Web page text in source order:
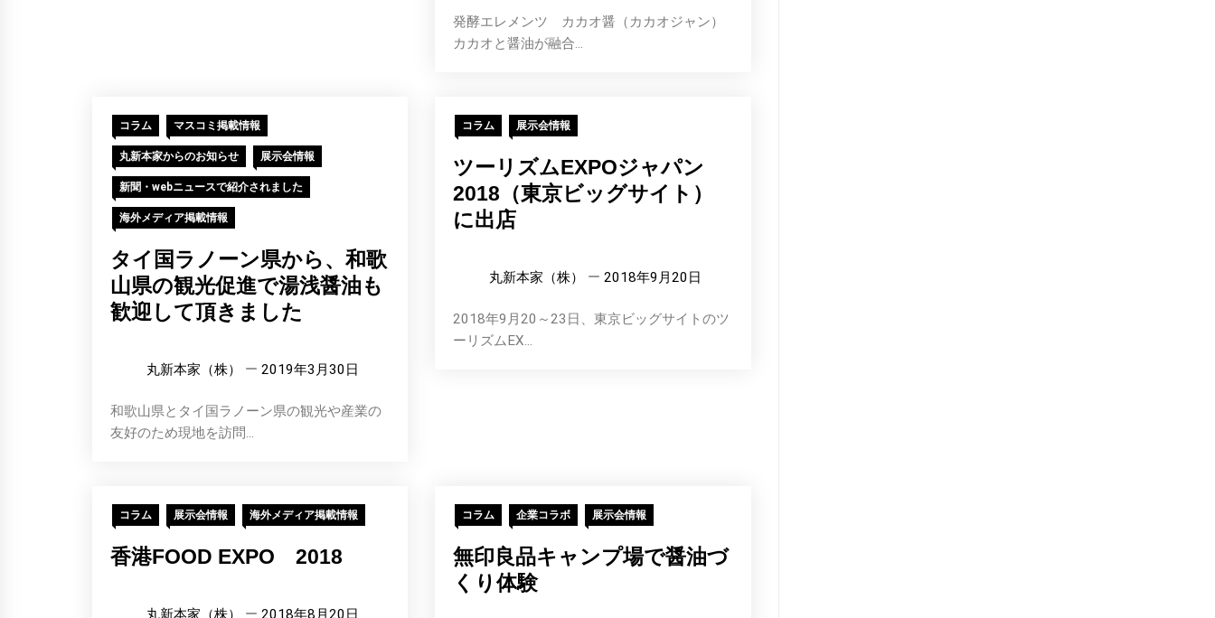
発酵エレメンツ カカオ醤（カカオジャン）
カカオと醤油が融合...
コラム マスコミ掲載情報
丸新本家からのお知らせ 展示会情報
新聞・webニュースで紹介されました
海外メディア掲載情報
タイ国ラノーン県から、和歌
山県の観光促進で湯浅醤油も
歓迎して頂きました
丸新本家（株） 2019年3月30日
和歌山県とタイ国ラノーン県の観光や産業の
友好のため現地を訪問...
コラム 展示会情報
ツーリズムEXPOジャパン
2018（東京ビッグサイト）
に出店
丸新本家（株） 2018年9月20日
2018年9月20～23日、東京ビッグサイトのツ
ーリズムEX...
コラム 展示会情報 海外メディア掲載情報
香港FOOD EXPO 2018
丸新本家（株） 2018年8月20日
コラム 企業コラボ 展示会情報
無印良品キャンプ場で醤油づ
くり体験